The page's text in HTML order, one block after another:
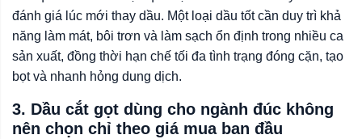
đánh giá lúc mới thay dầu. Một loại dầu tốt cần duy trì khả
năng làm mát, bôi trơn và làm sạch ổn định trong nhiều ca
sản xuất, đồng thời hạn chế tối đa tình trạng đóng cặn, tạo
bọt và nhanh hỏng dung dịch.
3. Dầu cắt gọt dùng cho ngành đúc không
nên chọn chỉ theo giá mua ban đầu